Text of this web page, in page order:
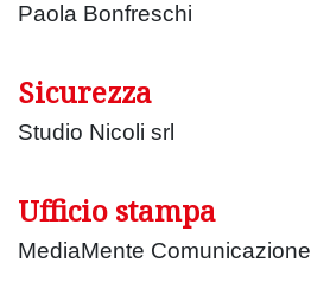
Paola Bonfreschi
Sicurezza
Studio Nicoli srl
Ufficio stampa
MediaMente Comunicazione